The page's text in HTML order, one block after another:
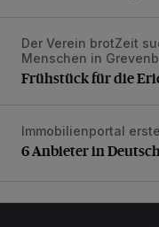
Frühstück für die
Der Verein brotZeit
Menschen in
Frühstück für die
6 Anbieter in
Immobilienportal
6 Anbieter in